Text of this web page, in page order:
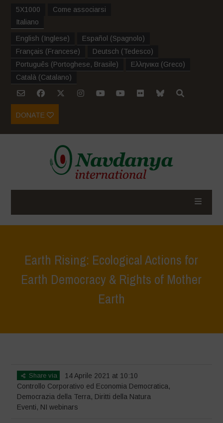
5X1000
Come associarsi
Italiano
English (Inglese) Español (Spagnolo)
Français (Francese) Deutsch (Tedesco)
Português (Portoghese, Brasile) Ελληνικα (Greco)
Català (Catalano)
DONATE
Earth Rising: Ecological Actions for
Earth Democracy & Rights of Mother
Earth
Share via
14 Aprile 2021 at 10:10
Controllo Corporativo ed Economia Democratica,
Democrazia della Terra, Diritti della Natura
Eventi, NI webinars